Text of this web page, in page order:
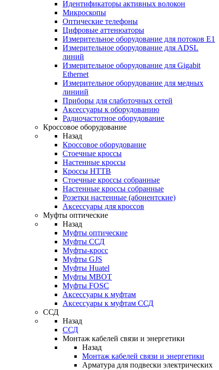
Идентификаторы активных волокон
Микроскопы
Оптические телефоны
Цифровые аттенюаторы
Измерительное оборудование для потоков Е1
Измерительное оборудование для ADSL
линий
Измерительное оборудование для Gigabit
Ethernet
Измерительное оборудование для медных
линиий
Приборы для слаботочных сетей
Аксессуары к оборудованию
Радиочастотное оборудование
Кроссовое оборудование
Назад
Кроссовое оборудование
Стоечные кроссы
Настенные кроссы
Кроссы HTTB
Стоечные кроссы собранные
Настенные кроссы собранные
Розетки настенные (абонентские)
Аксессуары для кроссов
Муфты оптические
Назад
Муфты оптические
Муфты ССД
Муфты-кросс
Муфты GJS
Муфты Huatel
Муфты МВОТ
Муфты FOSC
Аксессуары к муфтам
Аксессуары к муфтам ССД
ССД
Назад
ССД
Монтаж кабелей связи и энергетики
Назад
Монтаж кабелей связи и энергетики
Арматура для подвески электрических